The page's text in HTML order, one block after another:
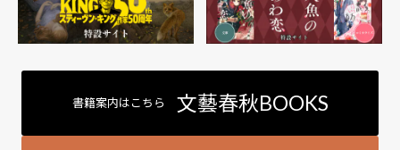
書籍案内はこちら 文藝春秋BOOKS